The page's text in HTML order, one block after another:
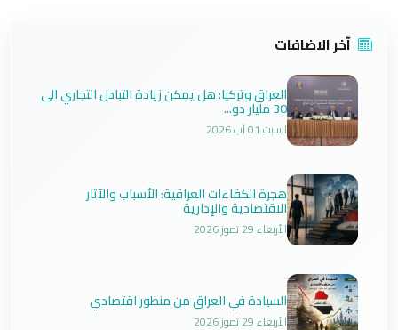
آخر الاضافات
العراق وتركيا: هل يمكن زيادة التبادل التجاري الى
30 مليار دو...
السبت 01 آب 2026
هجرة الكفاءات العراقية: الأسباب والآثار
الاقتصادية والإدارية
الأربعاء 29 تموز 2026
السيادة في العراق من منظور اقتصادي
الأربعاء 29 تموز 2026